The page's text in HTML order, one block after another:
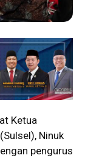
Ketua
Ninuk
pengurus